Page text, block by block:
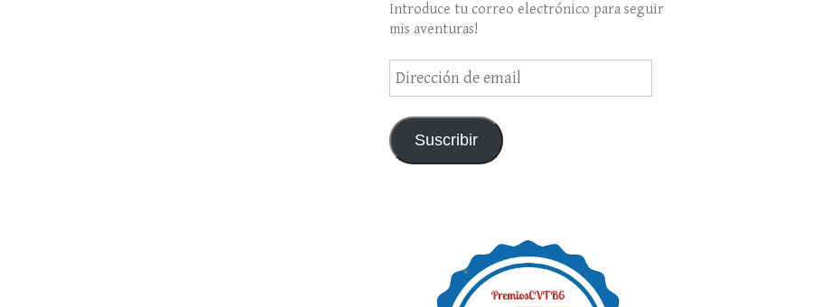
Introduce tu correo electrónico para seguir
mis aventuras!
Dirección
de
Suscribir